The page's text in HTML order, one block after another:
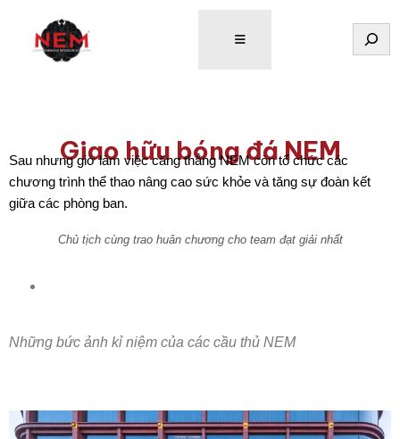
Tìm
kiếm
Giao hữu bóng đá NEM
Sau nhưng giờ làm việc căng thẳng NEM còn tổ chức các
chương trình thể thao nâng cao sức khỏe và tăng sự đoàn kết
giữa các phòng ban.
Chủ tịch cùng trao huân chương cho team đạt giải nhất
Những bức ảnh kỉ niệm của các cầu thủ NEM